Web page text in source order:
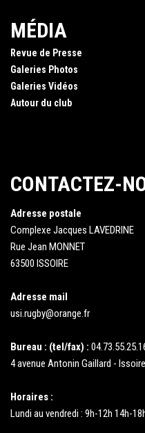
MÉDIA
Revue de Presse
Galeries Photos
Galeries Vidéos
Autour du club
CONTACTEZ-
Adresse postale
Complexe Jacques LAVEDRINE
Rue Jean MONNET
63500 ISSOIRE
Adresse mail
usi.rugby@orange.fr
Bureau : (tel/fax) :
4 avenue Antonin Gaillard - Issoire
Horaires :
Lundi au vendredi : 9h-12h 14h-